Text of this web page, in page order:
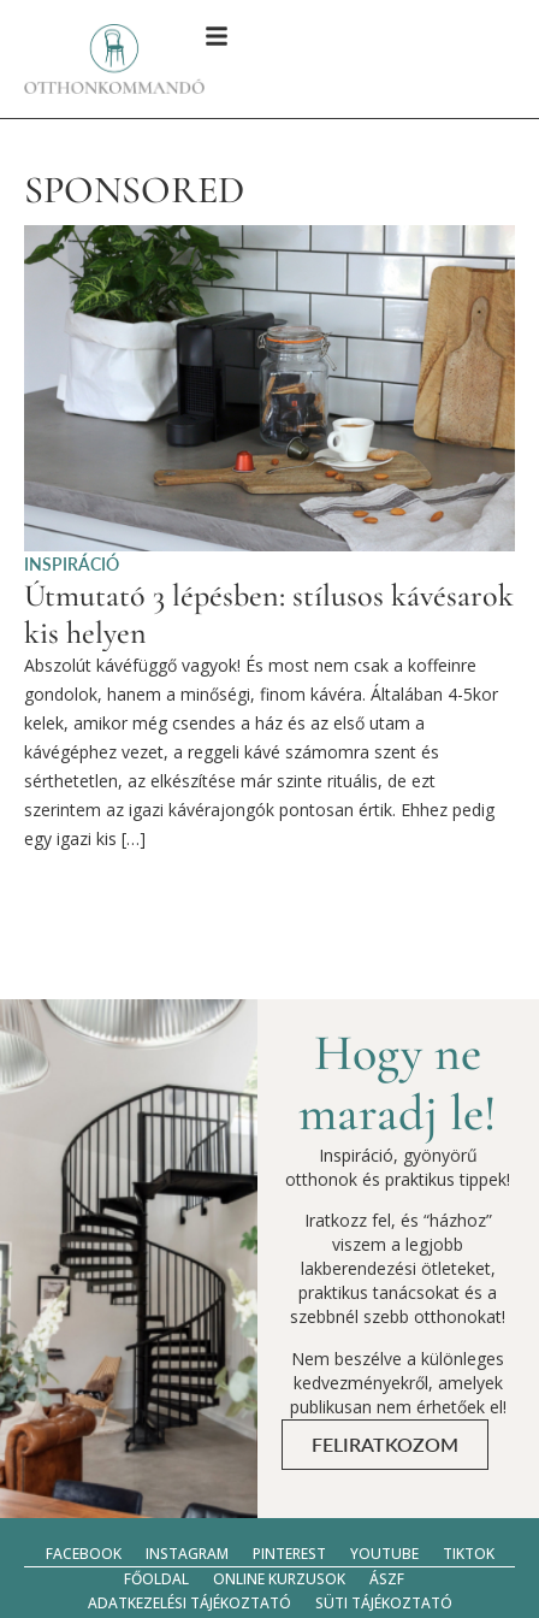
SPONSORED
INSPIRÁCIÓ
Útmutató 3 lépésben: stílusos kávésarok
kis helyen
Abszolút kávéfüggő vagyok! És most nem csak a koffeinre
gondolok, hanem a minőségi, finom kávéra. Általában 4-5kor
kelek, amikor még csendes a ház és az első utam a
kávégéphez vezet, a reggeli kávé számomra szent és
sérthetetlen, az elkészítése már szinte rituális, de ezt
szerintem az igazi kávérajongók pontosan értik. Ehhez pedig
egy igazi kis […]
Hogy ne
maradj le!
Inspiráció, gyönyörű
otthonok és praktikus tippek!
Iratkozz fel, és “házhoz”
viszem a legjobb
lakberendezési ötleteket,
praktikus tanácsokat és a
szebbnél szebb otthonokat!
Nem beszélve a különleges
kedvezményekről, amelyek
publikusan nem érhetőek el!
FELIRATKOZOM
FACEBOOK INSTAGRAM PINTEREST YOUTUBE
TIKTOK
FŐOLDAL
ONLINE KURZUSOK
ÁSZF
ADATKEZELÉSI TÁJÉKOZTATÓ
SÜTI TÁJÉKOZTATÓ